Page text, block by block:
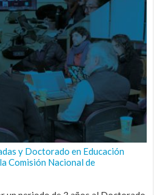
y Doctorado en Educación
Comisión Nacional de